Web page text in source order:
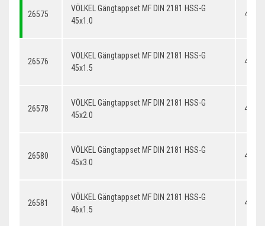
26575
VÖLKEL Gängtappset MF DIN 2181 HSS-G
45x1.0
26576
VÖLKEL Gängtappset MF DIN 2181 HSS-G
45x1.5
26578
VÖLKEL Gängtappset MF DIN 2181 HSS-G
45x2.0
26580
VÖLKEL Gängtappset MF DIN 2181 HSS-G
45x3.0
26581
VÖLKEL Gängtappset MF DIN 2181 HSS-G
46x1.5